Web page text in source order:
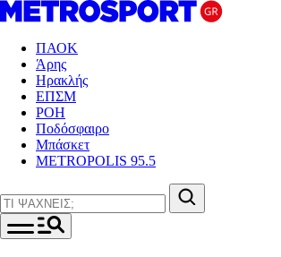
ΠΑΟΚ
Άρης
Ηρακλής
ΕΠΣΜ
ΡΟΗ
Ποδόσφαιρο
Μπάσκετ
METROPOLIS 95.5